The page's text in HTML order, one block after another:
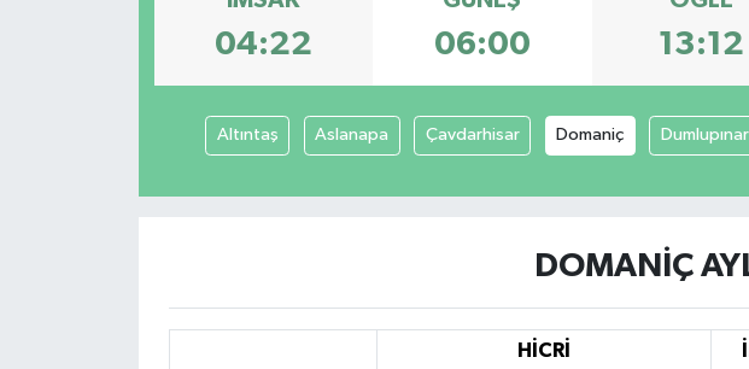
04:22 06:00 13:12
Altıntaş Aslanapa Çavdarhisar Domaniç Dumlupınar
DOMANIÇ
HİCRİ